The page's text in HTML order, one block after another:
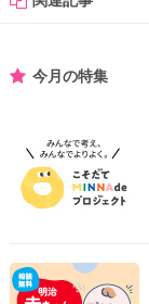
今月の特集